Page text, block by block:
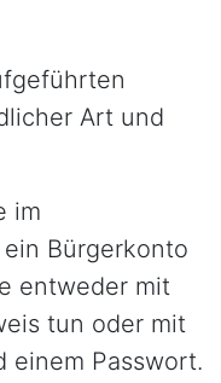
Art und
im
Bürgerkonto
entweder mit
tun oder mit
einem Passwort.